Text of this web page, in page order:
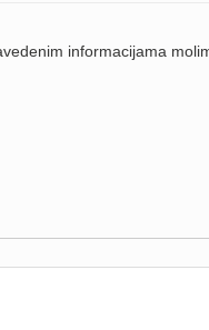
informacijama